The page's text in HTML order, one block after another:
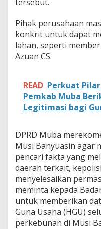
Pihak perusahaan
konkrit untuk dapat
lahan, seperti
Azuan CS.
READ Perkuat
Pemkab Muba
Legitimasi bagi
DPRD Muba
Musi Banyuasin agar
pencari fakta yang
daerah terkait,
menyelesaikan
meminta kepada
untuk memberikan
Guna Usaha (HGU)
perkebunan di Musi